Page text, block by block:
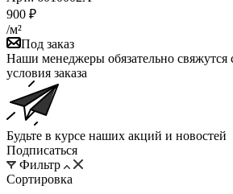
900 ₽
/м²
Под заказ
Наши менеджеры обязательно свяжутся
условия заказа
Будьте в курсе наших акций и новостей
Подписаться
Фильтр
Сортировка